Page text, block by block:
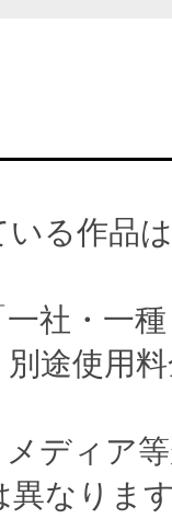
いる作品
社・一
途使用
ディア
異なりま